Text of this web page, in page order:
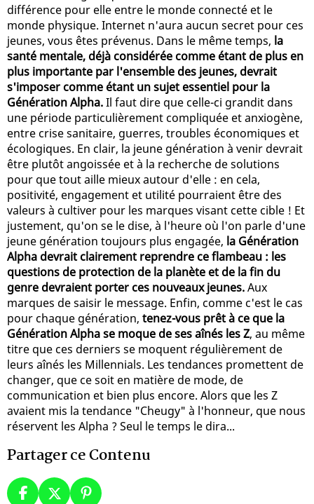
différence pour elle entre le monde connecté et le
monde physique. Internet n'aura aucun secret pour ces
jeunes, vous êtes prévenus. Dans le même temps, la
santé mentale, déjà considérée comme étant de plus en
plus importante par l'ensemble des jeunes, devrait
s'imposer comme étant un sujet essentiel pour la
Génération Alpha.Il faut dire que celle-ci grandit dans
une période particulièrement compliquée et anxiogène,
entre crise sanitaire, guerres, troubles économiques et
écologiques. En clair, la jeune génération à venir devrait
être plutôt angoissée et à la recherche de solutions
pour que tout aille mieux autour d'elle : en cela,
positivité, engagement et utilité pourraient être des
valeurs à cultiver pour les marques visant cette cible ! Et
justement, qu'on se le dise, à l'heure où l'on parle d'une
jeune génération toujours plus engagée, la Génération
Alpha devrait clairement reprendre ce flambeau : les
questions de protection de la planète et de la fin du
genre devraient porter ces nouveaux jeunes.Aux
marques de saisir le message. Enfin, comme c'est le cas
pour chaque génération, tenez-vous prêt à ce que la
Génération Alpha se moque de ses aînés les Z, au même
titre que ces derniers se moquent régulièrement de
leurs aînés les Millennials. Les tendances promettent de
changer, que ce soit en matière de mode, de
communication et bien plus encore. Alors que les Z
avaient mis la tendance "Cheugy" à l'honneur, que nous
réservent les Alpha ? Seul le temps le dira...
Partager ce Contenu